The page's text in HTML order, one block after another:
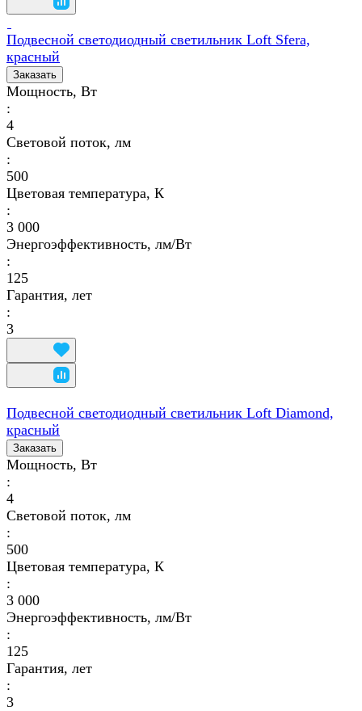
Подвесной светодиодный светильник Loft Sfera,
красный
Заказать
Мощность, Вт
:
4
Световой поток, лм
:
500
Цветовая температура, К
:
3 000
Энергоэффективность, лм/Вт
:
125
Гарантия, лет
:
3
Подвесной светодиодный светильник Loft Diamond,
красный
Заказать
Мощность, Вт
:
4
Световой поток, лм
:
500
Цветовая температура, К
:
3 000
Энергоэффективность, лм/Вт
:
125
Гарантия, лет
:
3